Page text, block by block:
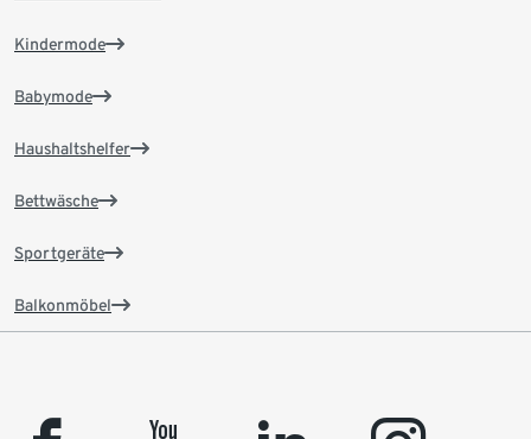
Kindermode
Babymode
Haushaltshelfer
Bettwäsche
Sportgeräte
Balkonmöbel